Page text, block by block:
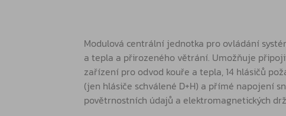
Modulová centrální jednotka pro ovládání
a tepla a přirozeného větrání. Umožňuje
zařízení pro odvod kouře a tepla, 14 hlásičů
(jen hlásiče schválené D+H) a přímé napojení
povětrnostních údajů a elektromagnetických